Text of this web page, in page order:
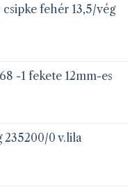
fehér 13,5/vég
-1 fekete 12mm-es
235200/0 v.lila